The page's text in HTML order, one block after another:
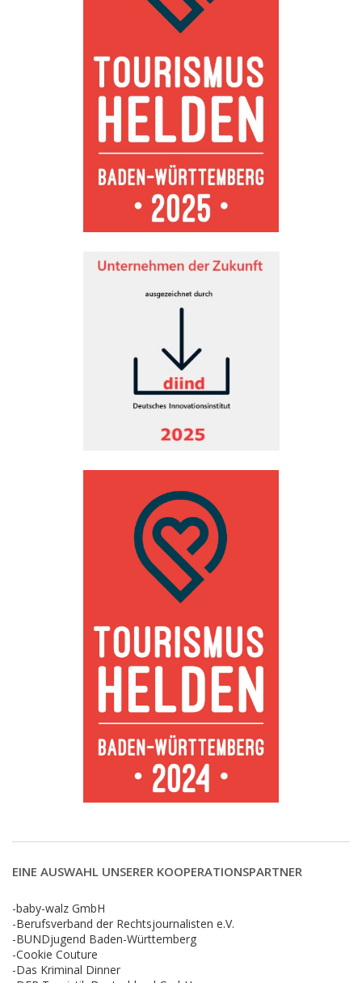
EINE AUSWAHL UNSERER KOOPERATIONSPARTNER
-baby-walz GmbH
-Berufsverband der Rechtsjournalisten e.V.
-BUNDjugend Baden-Württemberg
-Cookie Couture
-Das Kriminal Dinner